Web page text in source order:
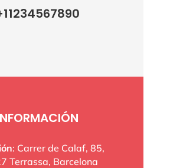
: Carrer de Calaf, 85,
Terrassa, Barcelona